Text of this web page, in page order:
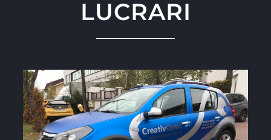
LUCRARI